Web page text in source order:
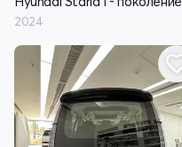
2024